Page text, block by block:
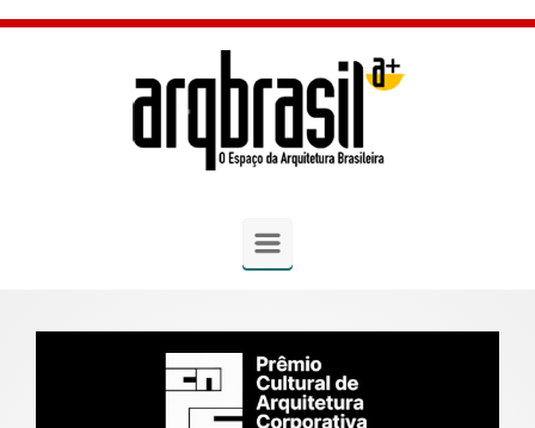
Skip to main content